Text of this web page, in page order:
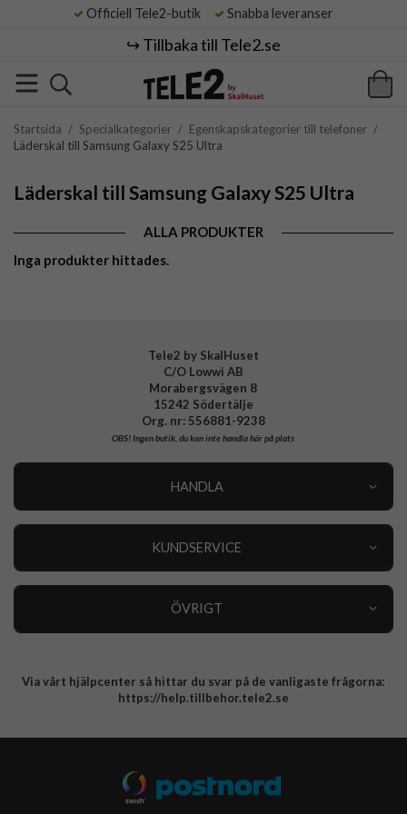
Officiell Tele2-butik Snabba leveranser
↪️ Tillbaka till Tele2.se
Startsida / Specialkategorier / Egenskapskategorier till telefoner /
Läderskal till Samsung Galaxy S25 Ultra
Läderskal till Samsung Galaxy S25 Ultra
ALLA PRODUKTER
Inga produkter hittades.
Tele2 by SkalHuset
C/O Lowwi AB
Morabergsvägen 8
15242 Södertälje
Org. nr: 556881-9238
OBS!Ingen butik, du kan inte handla här på plats
HANDLA
KUNDSERVICE
ÖVRIGT
Integritetspolicy
Via vårt hjälpcenter så hittar du svar på de vanligaste frågorna:
https://help.tillbehor.tele2.se